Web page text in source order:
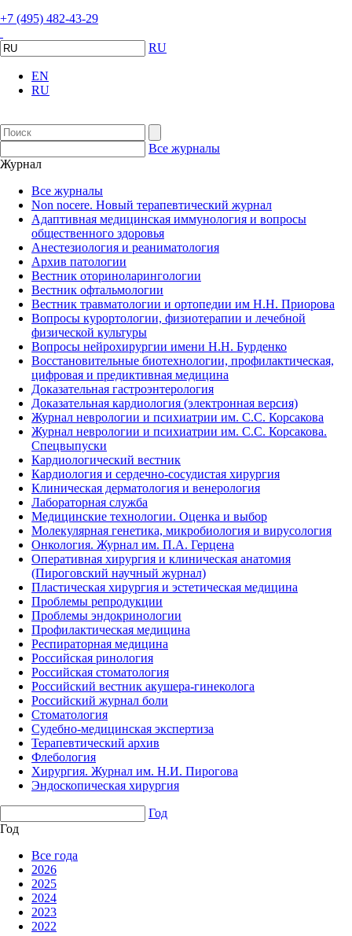
+7 (495) 482-43-29
RU
EN
RU
Все журналы
Журнал
Все журналы
Non nocere. Новый терапевтический журнал
Адаптивная медицинская иммунология и вопросы
общественного здоровья
Анестезиология и реаниматология
Архив патологии
Вестник оториноларингологии
Вестник офтальмологии
Вестник травматологии и ортопедии им Н.Н. Приорова
Вопросы курортологии, физиотерапии и лечебной
физической культуры
Вопросы нейрохирургии имени Н.Н. Бурденко
Восстановительные биотехнологии, профилактическая,
цифровая и предиктивная медицина
Доказательная гастроэнтерология
Доказательная кардиология (электронная версия)
Журнал неврологии и психиатрии им. С.С. Корсакова
Журнал неврологии и психиатрии им. С.С. Корсакова.
Спецвыпуски
Кардиологический вестник
Кардиология и сердечно-сосудистая хирургия
Клиническая дерматология и венерология
Лабораторная служба
Медицинские технологии. Оценка и выбор
Молекулярная генетика, микробиология и вирусология
Онкология. Журнал им. П.А. Герцена
Оперативная хирургия и клиническая анатомия
(Пироговский научный журнал)
Пластическая хирургия и эстетическая медицина
Проблемы репродукции
Проблемы эндокринологии
Профилактическая медицина
Респираторная медицина
Российская ринология
Российская стоматология
Российский вестник акушера-гинеколога
Российский журнал боли
Стоматология
Судебно-медицинская экспертиза
Терапевтический архив
Флебология
Хирургия. Журнал им. Н.И. Пирогова
Эндоскопическая хирургия
Год
Год
Все года
2026
2025
2024
2023
2022